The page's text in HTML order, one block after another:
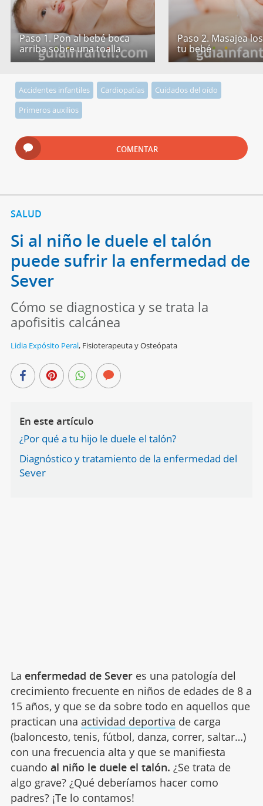
Paso 1. Pon al bebé boca
arriba sobre una toalla
Paso 2. Masajea
tu bebé
Accidentes infantiles Cardiopatías
Cuidados del oído
Primeros auxilios
COMENTAR
SALUD
Si al niño le duele el talón
puede sufrir la enfermedad de
Sever
Cómo se diagnostica y se trata la
apofisitis calcánea
Lidia Expósito Peral, Fisioterapeuta y Osteópata
En este artículo
¿Por qué a tu hijo le duele el talón?
Diagnóstico y tratamiento de la enfermedad del
Sever
La enfermedad de Severes una patología del
crecimiento frecuente en niños de edades de 8 a
15 años, y que se da sobre todo en aquellos que
practican una actividad deportiva de carga
(baloncesto, tenis, fútbol, danza, correr, saltar…)
con una frecuencia alta y que se manifiesta
cuando al niño le duele el talón. ¿Se trata de
algo grave? ¿Qué deberíamos hacer como
padres? ¡Te lo contamos!